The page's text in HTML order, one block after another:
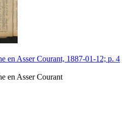
en Asser Courant, 1887-01-12; p. 4
en Asser Courant